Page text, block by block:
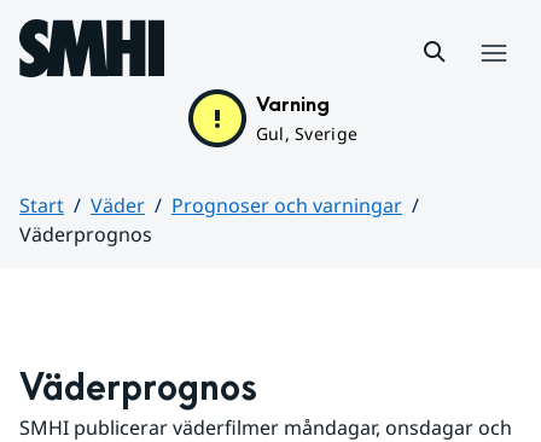
Hoppa till sidans innehåll
Varning
Gul, Sverige
Start Väder
Prognoser och varningar
Väderprognos
Väderprognos
SMHI publicerar väderfilmer måndagar, onsdagar och